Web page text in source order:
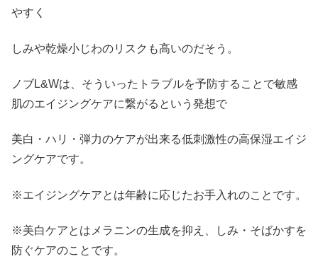
やすく
しみや乾燥小じわのリスクも高いのだそう。
ノブL&Wは、そういったトラブルを予防することで敏感
肌のエイジングケアに繋がるという発想で
美白・ハリ・弾力のケアが出来る低刺激性の高保湿エイジ
ングケアです。
※エイジングケアとは年齢に応じたお手入れのことです。
※美白ケアとはメラニンの生成を抑え、しみ・そばかすを
防ぐケアのことです。